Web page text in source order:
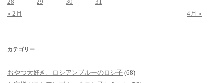
28
29 30
31
« 2月
4月 »
カテゴリー
おやつ大好き、ロシアンブルーのロシ子 (68)